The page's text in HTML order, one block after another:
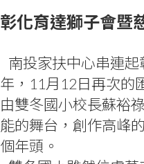
彰化育達獅子會暨
南投家扶中心串連
年，11月12日再次的
由雙冬國小校長蘇裕
能的舞台，創作高峰
個年頭。